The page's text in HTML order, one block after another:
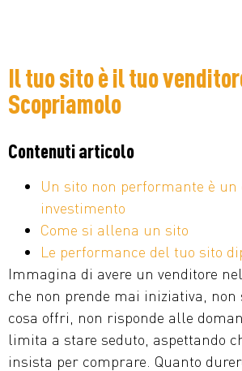
Il tuo sito è il tuo
Scopriamolo
Contenuti articolo
Un sito non performante è un
investimento
Come si allena un sito
Le performance del tuo sito
Immagina di avere un venditore
che non prende mai iniziativa, non
cosa offri, non risponde alle
limita a stare seduto, aspettando
insista per comprare. Quanto